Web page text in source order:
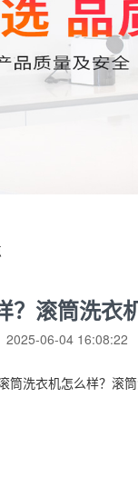
？滚筒洗衣
2025-06-04 16:08:22
洗衣机怎么样？滚